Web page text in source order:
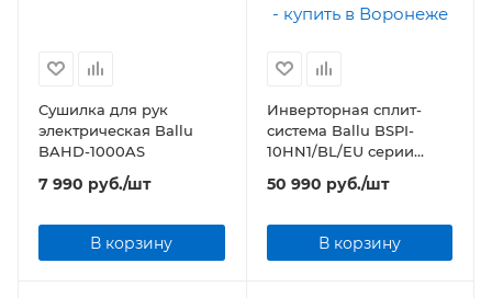
Сушилка для рук
электрическая Ballu
BAHD-1000AS
7 990 руб./шт
В корзину
Инверторная сплит-
система Ballu BSPI-
10HN1/BL/EU серии
Platinum DC Inverter
Black Editionr
50 990 руб./шт
В корзину